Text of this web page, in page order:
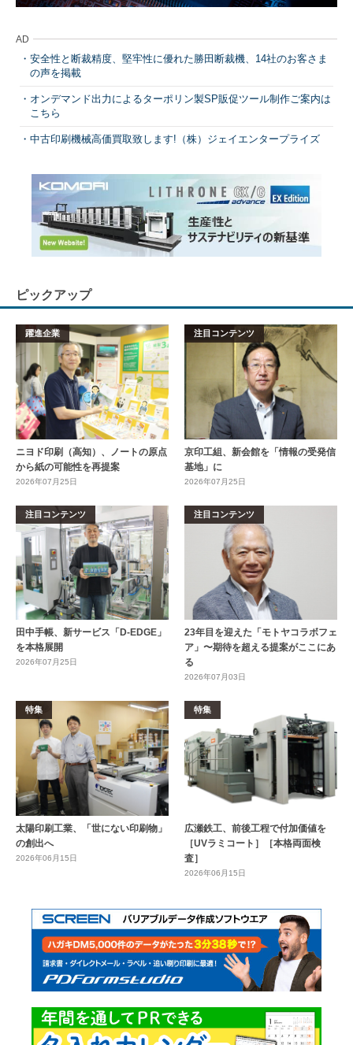
AD
安全性と断裁精度、堅牢性に優れた勝田断裁機、14社のお客さま
の声を掲載
オンデマンド出力によるターポリン製SP販促ツール制作ご案内は
こちら
中古印刷機械高価買取致します!（株）ジェイエンタープライズ
ピックアップ
躍進企業
ニヨド印刷（高知）、ノートの原点
から紙の可能性を再提案
2026年07月25日
注目コンテンツ
京印工組、新会館を「情報の受発信
基地」に
2026年07月25日
注目コンテンツ
田中手帳、新サービス「D-EDGE」
を本格展開
2026年07月25日
注目コンテンツ
23年目を迎えた「モトヤコラボフェ
ア」〜期待を超える提案がここにあ
る
2026年07月03日
特集
太陽印刷工業、「世にない印刷物」
の創出へ
2026年06月15日
特集
広瀬鉄工、前後工程で付加価値を
［UVラミコート］［本格両面検
査］
2026年06月15日